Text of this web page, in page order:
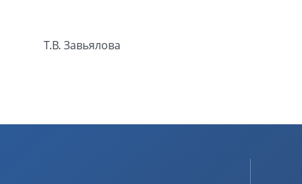
Т.В. Завьялова